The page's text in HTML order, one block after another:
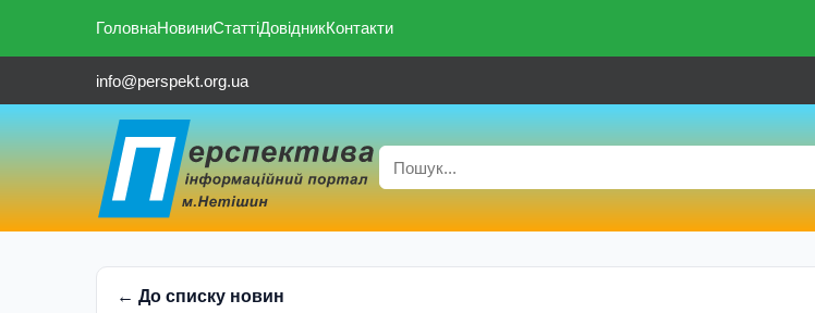
ГоловнаНовиниСтаттіДовідникКонтакти
info@perspekt.org.ua
← До списку новин